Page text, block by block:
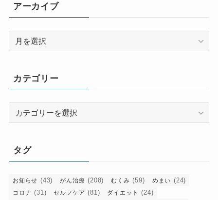
アーカイブ
ブ
カテゴリー
ー
タグ
お知らせ (43) がん治療 (208) むくみ (59) めまい (24)
コロナ (31) セルフケア (81) ダイエット (24)